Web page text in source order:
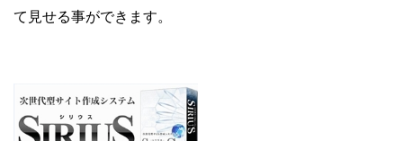
て見せる事ができます。